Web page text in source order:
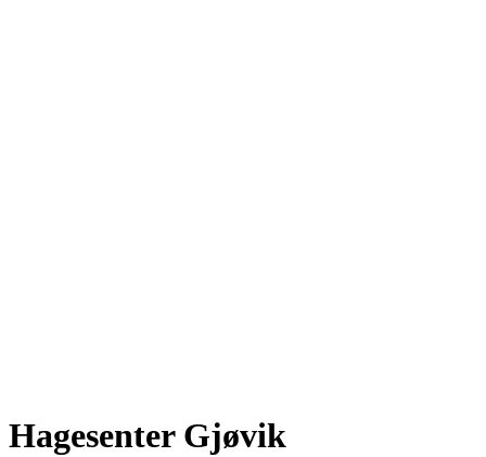
Hagesenter Gjøvik